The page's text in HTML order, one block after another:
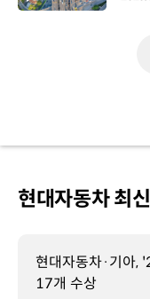
현대자동차 최
현대자동차·기아,
17개 수상